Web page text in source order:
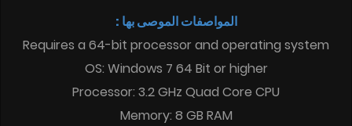
المواصفات الموصى بها :
Requires a 64-bit processor and operating system
OS: Windows 7 64 Bit or higher
Processor: 3.2 GHz Quad Core CPU
Memory: 8 GB RAM